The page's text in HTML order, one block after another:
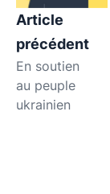
Article
précédent
En soutien
au peuple
ukrainien